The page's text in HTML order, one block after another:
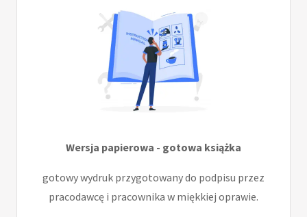
Wersja papierowa - gotowa książka
gotowy wydruk przygotowany do podpisu przez
pracodawcę i pracownika w miękkiej oprawie.